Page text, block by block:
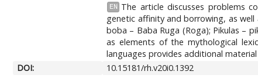
EN
The article discusses problems
genetic affinity and borrowing, as
boba – Baba Ruga (Roga); Pikulas –
as elements of the mythological
languages provides additional
DOI:
10.15181/rh.v20i0.1392